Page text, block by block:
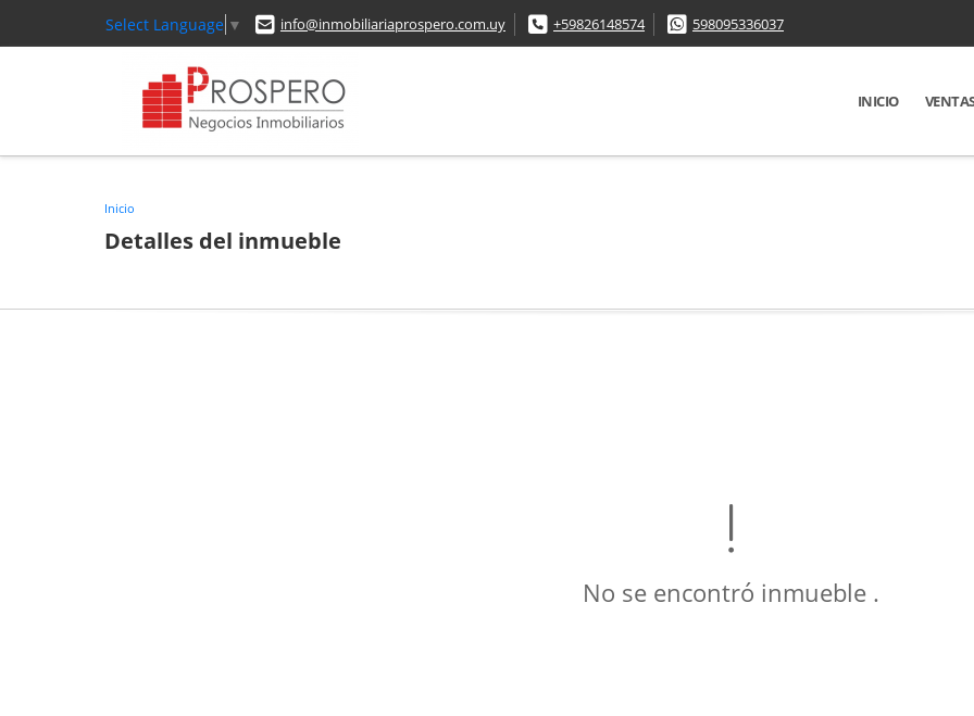
Select Language ▼ info@inmobiliariaprospero.com.uy +59826148574 598095336037
INICIO
Inicio
Detalles del inmueble
No se encontró inmueble .